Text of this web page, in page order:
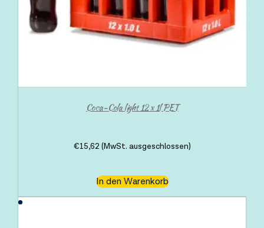
Coca-Cola light 12 x 1l PET
€15,62 (MwSt. ausgeschlossen)
In den Warenkorb